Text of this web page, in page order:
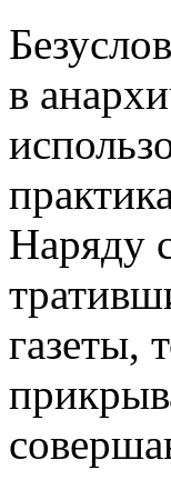
в
Наряду
газеты,